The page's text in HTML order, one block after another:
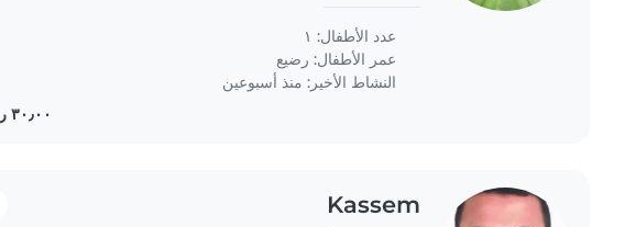
lively baby,..
عدد الأطفال: ١
عمر الأطفال: رضيع
النشاط الأخير: منذ أسبوعين
Kassem